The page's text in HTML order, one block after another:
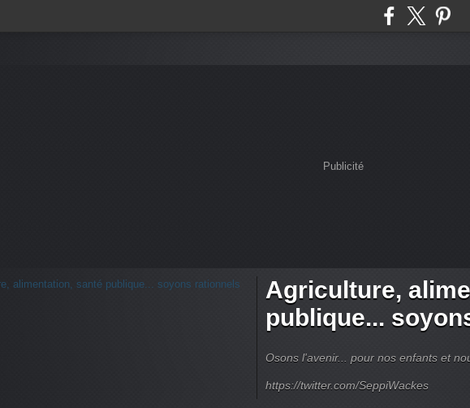
Publicité
Agriculture,
publique...
Osons l'avenir... pour nos enfants et
https://twitter.com/SeppiWackes